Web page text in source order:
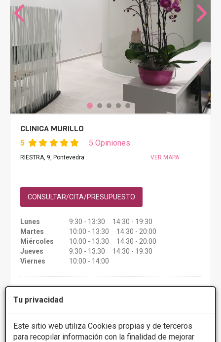
Tu privacidad
Este sitio web utiliza Cookies propias y de terceros
para recopilar información con la finalidad de mejorar
CLINICA MURILLO
5 5 Opiniones
RIESTRA, 9, Pontevedra VER MAPA
CONSULTAR/CITA/PRESUPUESTO
Lunes
9:30 - 13:30 14:30 - 19:30
Martes
10:00 - 13:30 14:30 - 20:00
Miércoles
10:00 - 13:30 14:30 - 20:00
Jueves
9:30 - 13:30 14:30 - 19:30
Viernes
10:00 - 14:00